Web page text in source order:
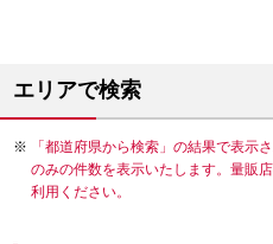
エリアで検索
「都道府県から検索」の結果で表示
のみの件数を表示いたします。量販
利用ください。